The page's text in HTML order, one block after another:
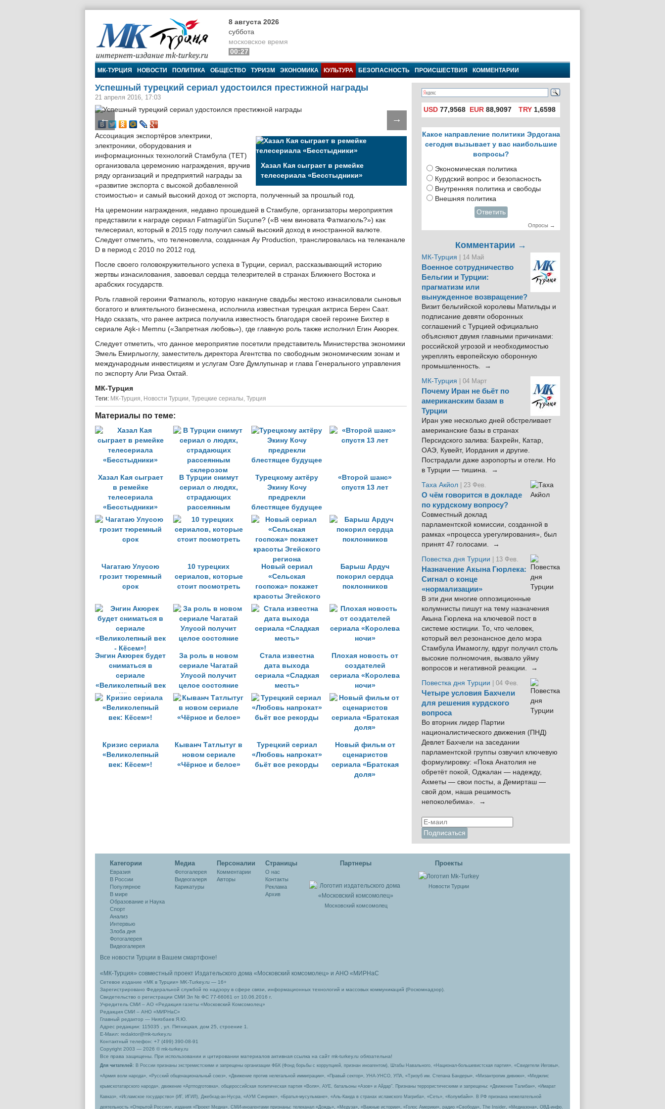
МК-Турция
8 августа 2026
суббота
московское время
00:27
МК-ТУРЦИЯ НОВОСТИ ПОЛИТИКА ОБЩЕСТВО ТУРИЗМ ЭКОНОМИКА КУЛЬТУРА БЕЗОПАСНОСТЬ ПРОИСШЕСТВИЯ КОММЕНТАРИИ
Успешный турецкий сериал удостоился престижной награды
21 апреля 2016, 17:03
← →
Хазал Кая сыграет в ремейке
телесериала «Бесстыдники»
Ассоциация экспортёров электрики,
электроники, оборудования и
информационных технологий Стамбула (ТЕТ)
организовала церемонию награждения, вручив
ряду организаций и предприятий награды за
«развитие экспорта с высокой добавленной
стоимостью» и самый высокий доход от экспорта, полученный за прошлый год.
На церемонии награждения, недавно прошедшей в Стамбуле, организаторы мероприятия
представили к награде сериал Fatmagül’ün Suçune? («В чем виновата Фатмагюль?») как
телесериал, который в 2015 году получил самый высокий доход в иностранной валюте.
Следует отметить, что теленовелла, созданная Ay Production, транслировалась на телеканале
D в период с 2010 по 2012 год.
После своего головокружительного успеха в Турции, сериал, рассказывающий историю
жертвы изнасилования, завоевал сердца телезрителей в странах Ближнего Востока и
арабских государств.
Роль главной героини Фатмагюль, которую накануне свадьбы жестоко изнасиловали сыновья
богатого и влиятельного бизнесмена, исполнила известная турецкая актриса Берен Саат.
Надо сказать, что ранее актриса получила известность благодаря своей героине Бихтер в
сериале Aşk-ı Memnu («Запретная любовь»), где главную роль также исполнил Егин Акюрек.
Следует отметить, что данное мероприятие посетили представитель Министерства экономики
Эмель Емирлыоглу, заместитель директора Агентства по свободным экономическим зонам и
международным инвестициям и услугам Озге Думлупынар и глава Генерального управления
по экспорту Али Риза Октай.
МК-Турция
Tеги: МК-Турция, Новости Турции, Турецкие сериалы, Турция
Материалы по теме:
Хазал Кая сыграет
в ремейке
телесериала
«Бесстыдники»
В Турции снимут
сериал о людях,
страдающих
рассеянным
склерозом
Турецкому актёру
Экину Кочу
предрекли
блестящее будущее
«Второй шанс»
спустя 13 лет
Чагатаю Улусою
грозит тюремный
срок
10 турецких
сериалов, которые
стоит посмотреть
Новый сериал
«Сельская
госпожа» покажет
красоты Эгейского
региона
Барыш Ардуч
покорил сердца
поклонников
Энгин Акюрек будет
сниматься в
сериале
«Великолепный век
- Кёсем»!
За роль в новом
сериале Чагатай
Улусой получит
целое состояние
Стала известна
дата выхода
сериала «Сладкая
месть»
Плохая новость от
создателей
сериала «Королева
ночи»
Кризис сериала
«Великолепный
век: Кёсем»!
Кыванч Татлытуг в
новом сериале
«Чёрное и белое»
Турецкий сериал
«Любовь напрокат»
бьёт все рекорды
Новый фильм от
сценаристов
сериала «Братская
доля»
USD 77,9568 EUR 88,9097 TRY1,6598
Какое направление политики Эрдогана
сегодня вызывает у вас наибольшие
вопросы?
Экономическая политика
Курдский вопрос и безопасность
Внутренняя политика и свободы
Внешняя политика
Ответить
Опросы →
Комментарии →
МК-Турция | 14 Май
Военное сотрудничество
Бельгии и Турции:
прагматизм или
вынужденное возвращение?
Визит бельгийской королевы Матильды и
подписание девяти оборонных
соглашений с Турцией официально
объясняют двумя главными причинами:
российской угрозой и необходимостью
укреплять европейскую оборонную
промышленность. →
МК-Турция
| 04 Март
Почему Иран не бьёт по
американским базам в
Турции
Иран уже несколько дней обстреливает
американские базы в странах
Персидского залива: Бахрейн, Катар,
ОАЭ, Кувейт, Иордания и другие.
Пострадали даже аэропорты и отели. Но
в Турции — тишина. →
Таха Акйол | 23 Фев.
О чём говорится в докладе
по курдскому вопросу?
Совместный доклад
парламентской комиссии, созданной в
рамках «процесса урегулирования», был
принят 47 голосами. →
Повестка дня Турции
| 13 Фев.
Назначение Акына Гюрлека:
Сигнал о конце
«нормализации»
В эти дни многие оппозиционные
колумнисты пишут на тему назначения
Акына Гюрлека на ключевой пост в
системе юстиции. То, что человек,
который вел резонансное дело мэра
Стамбула Имамоглу, вдруг получил столь
высокие полномочия, вызвало уйму
вопросов и негативной реакции. →
Повестка дня Турции
| 04 Фев.
Четыре условия Бахчели
для решения курдского
вопроса
Во вторник лидер Партии
националистического движения (ПНД)
Девлет Бахчели на заседании
парламентской группы озвучил ключевую
формулировку: «Пока Анатолия не
обретёт покой, Оджалан — надежду,
Ахметы — свои посты, а Демирташ —
свой дом, наша решимость
непоколебима». →
Категории
Евразия
В России
Популярное
В мире
Образование и Наука
Спорт
Анализ
Интервью
Злоба дня
Фотогалерея
Видеогалерея
Медиа
Фотогалерея
Видеогалеря
Карикатуры
Персоналии
Комментарии
Авторы
Cтраницы
О нас
Контакты
Реклама
Архив
Партнеры
Московский комсомолец
Проекты
Новости Турции
Все новости Турции в Вашем смартфоне!
«МК-Турция» совместный проект Издательского дома «Московский комсомолец» и АНО «МИРНаС
Сетевое издание «МК в Турции» MK-Turkey.ru — 16+
Зарегистрировано Федеральной службой по надзору в сфере связи, информационных технологий и массовых коммуникаций (Роскомнадзор).
Свидетельство о регистрации СМИ Эл № ФС 77-66061 от 10.06.2016 г.
Учредитель СМИ – АО «Редакция газеты «Московский Комсомолец»
Редакция СМИ – АНО «МИРНаС»
Главный редактор — Ниязбаев Я.Ю.
Адрес редакции: 115035 , ул. Пятницкая, дом 25, строение 1.
Е-Маил: redaktor@mk-turkey.ru
Контактный телефон: +7 (499) 390-08-91
Copyright 2003 — 2026 © mk-turkey.ru
Все права защищены. При использовании и цитировании материалов активная ссылка на сайт mk-turkey.ru обязательна!
Для читателей : В России признаны экстремистскими и запрещены организации ФБК (Фонд борьбы с коррупцией, признан иноагентом), Штабы Навального, «Национал-большевистская партия», «Свидетели Иеговы»,
«Армия воли народа», «Русский общенациональный союз», «Движение против нелегальной иммиграции», «Правый сектор», УНА-УНСО, УПА, «Тризуб им. Степана Бандеры», «Мизантропик дивижн», «Меджлис
крымскотатарского народа», движение «Артподготовка», общероссийская политическая партия «Воля», АУЕ, батальоны «Азов» и Айдар″. Признаны террористическими и запрещены: «Движение Талибан», «Имарат
Кавказ», «Исламское государство» (ИГ, ИГИЛ), Джебхад-ан-Нусра, «АУМ Синрике», «Братья-мусульмане», «Аль-Каида в странах исламского Магриба», «Сеть», «Колумбайн». В РФ признана нежелательной
деятельность «Открытой России», издания «Проект Медиа». СМИ-иноагентами признаны: телеканал «Дождь», «Медуза», «Важные истории», «Голос Америки», радио «Свобода», The Insider, «Медиазона», ОВД-инфо.